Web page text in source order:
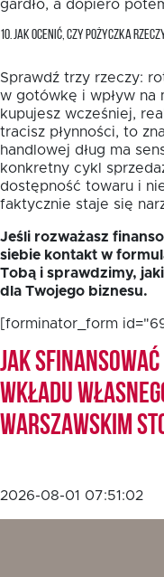
gardło, a dopiero
10. JAK OCENIĆ, CZY POŻYCZKA
Sprawdź trzy rzeczy:
w gotówkę i wpływ na
kupujesz wcześniej,
tracisz płynności, to
handlowej dług ma
konkretny cykl
dostępność towaru i
faktycznie staje się
Jeśli rozważasz
siebie kontakt w
Tobą i sprawdzimy,
dla Twojego biznesu.
[forminator_form
Jak
wkładu
Warszawskim
2026-08-01 07:51:02